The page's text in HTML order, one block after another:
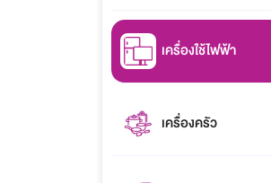
เครื่องใช้ไฟฟ้า
เครื่องครัว